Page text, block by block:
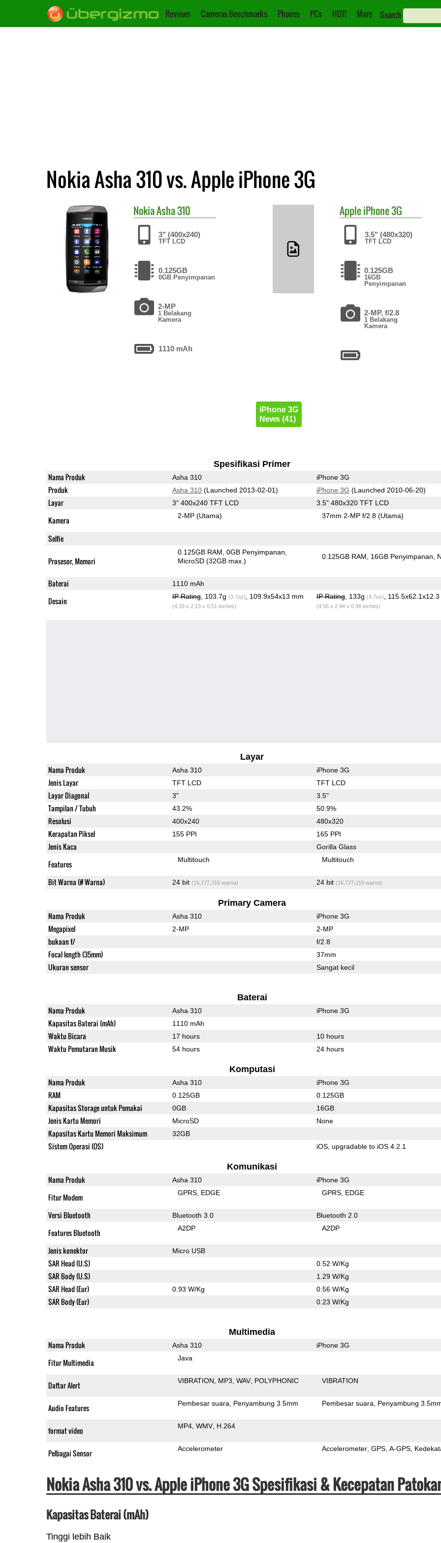
Reviews Cameras Benchmarks Phones PCs HOT! More Search
Nokia Asha 310 vs. Apple iPhone 3G
NokiaAsha 310
3" (400x240)
TFT LCD
0.125GB
0GB Penyimpanan
2-MP
1 Belakang
Kamera
1110 mAh
AppleiPhone 3G
3.5" (480x320)
TFT LCD
0.125GB
16GB
Penyimpanan
2-MP, f/2.8
1 Belakang
Kamera
iPhone 3G
News (41)
Spesifikasi Primer
Nama Produk Asha 310 iPhone 3G
Produk Asha 310(Launched 2013-02-01) iPhone 3G (Launched 2010-06-20)
Layar 3" 400x240 TFT LCD 3.5" 480x320 TFT LCD
Kamera 2-MP(Utama) 37mm 2-MP f/2.8(Utama)
Selfie
Prosesor, Memori
0.125GB RAM 0GB Penyimpanan
MicroSD (32GB max.)
0.125GB RAM 16GB Penyimpanan
Baterai 1110 mAh
Desain IP Rating, 103.7g (3.7oz) , 109.9x54x13 mm
(4.33 x 2.13 x 0.51 inches)
IP Rating, 133g (4.7oz) ,
(4.55 x 2.44 x 0.48 inches)
Layar
Nama Produk Asha 310 iPhone 3G
Jenis Layar TFT LCD TFT LCD
Layar Diagonal 3" 3.5"
Tampilan / Tubuh 43.2% 50.9%
Resolusi 400x240 480x320
Kerapatan Piksel 155 PPI 165 PPI
Jenis Kaca Gorilla Glass
Features Multitouch Multitouch
Bit Warna (# Warna) 24 bit (16,777,216 warna) 24 bit (16,777,216 warna)
Primary Camera
Nama Produk Asha 310 iPhone 3G
Megapixel 2-MP 2-MP
bukaan f/ f/2.8
Focal length (35mm) 37mm
Ukuran sensor Sangat kecil
Baterai
Nama Produk Asha 310 iPhone 3G
Kapasitas Baterai (mAh) 1110 mAh
Waktu Bicara 17 hours 10 hours
Waktu Pemutaran Musik 54 hours 24 hours
Komputasi
Nama Produk Asha 310 iPhone 3G
RAM 0.125GB 0.125GB
Kapasitas Storage untuk Pemakai 0GB 16GB
Jenis Kartu Memori MicroSD None
Kapasitas Kartu Memori Maksimum 32GB
Sistem Operasi (OS) iOS, upgradable to iOS 4.2.1
Komunikasi
Nama Produk Asha 310 iPhone 3G
Fitur Modem GPRS EDGE GPRS EDGE
Versi Bluetooth Bluetooth 3.0 Bluetooth 2.0
Features Bluetooth A2DP A2DP
Jenis konektor Micro USB
SAR Head (U.S) 0.52 W/Kg
SAR Body (U.S) 1.29 W/Kg
SAR Head (Eur) 0.93 W/Kg 0.56 W/Kg
SAR Body (Eur) 0.23 W/Kg
Multimedia
Nama Produk Asha 310 iPhone 3G
Fitur Multimedia Java
Daftar Alert VIBRATION MP3 WAV POLYPHONIC VIBRATION
Audio Features Pembesar suara Penyambung 3.5mm Pembesar suara Penyambung
format video MP4 WMV H.264
Pelbagai Sensor Accelerometer Accelerometer GPS A-GPS
Nokia Asha 310 vs. Apple iPhone 3G Spesifikasi & Kecepatan
Kapasitas Baterai (mAh)
Tinggi lebih Baik